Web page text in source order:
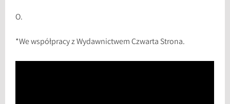
O.
*We współpracy z Wydawnictwem Czwarta Strona.